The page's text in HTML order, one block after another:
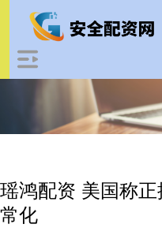
瑶鸿配资 美国称
常化